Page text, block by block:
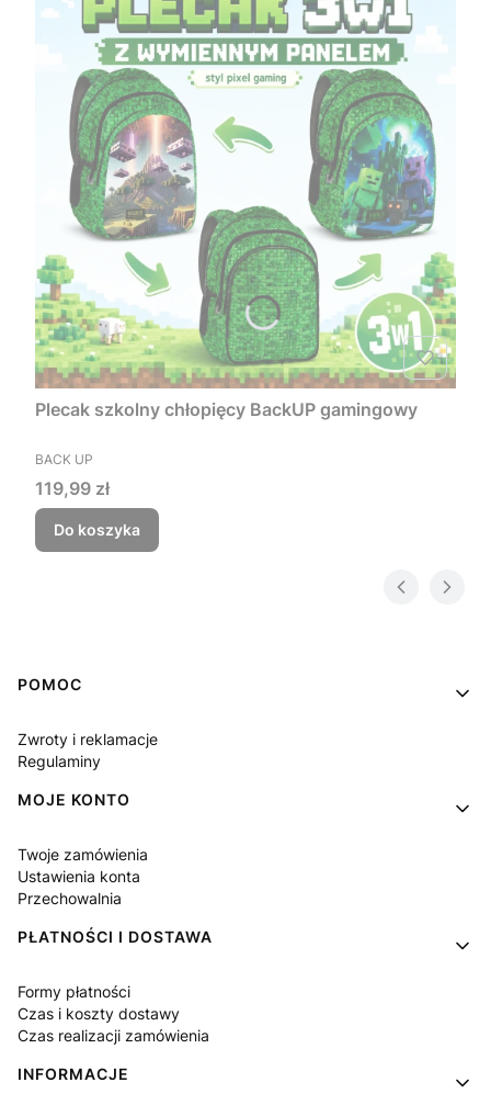
Plecak szkolny chłopięcy BackUP gamingowy
PRODUCENT
BACK UP
Cena
119,99 zł
Do koszyka
Linki w stopce
POMOC
Zwroty i reklamacje
Regulaminy
MOJE KONTO
Twoje zamówienia
Ustawienia konta
Przechowalnia
PŁATNOŚCI I DOSTAWA
Formy płatności
Czas i koszty dostawy
Czas realizacji zamówienia
INFORMACJE